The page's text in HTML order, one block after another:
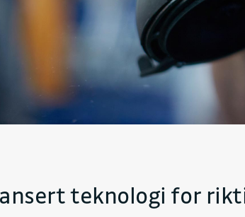
teknologi for